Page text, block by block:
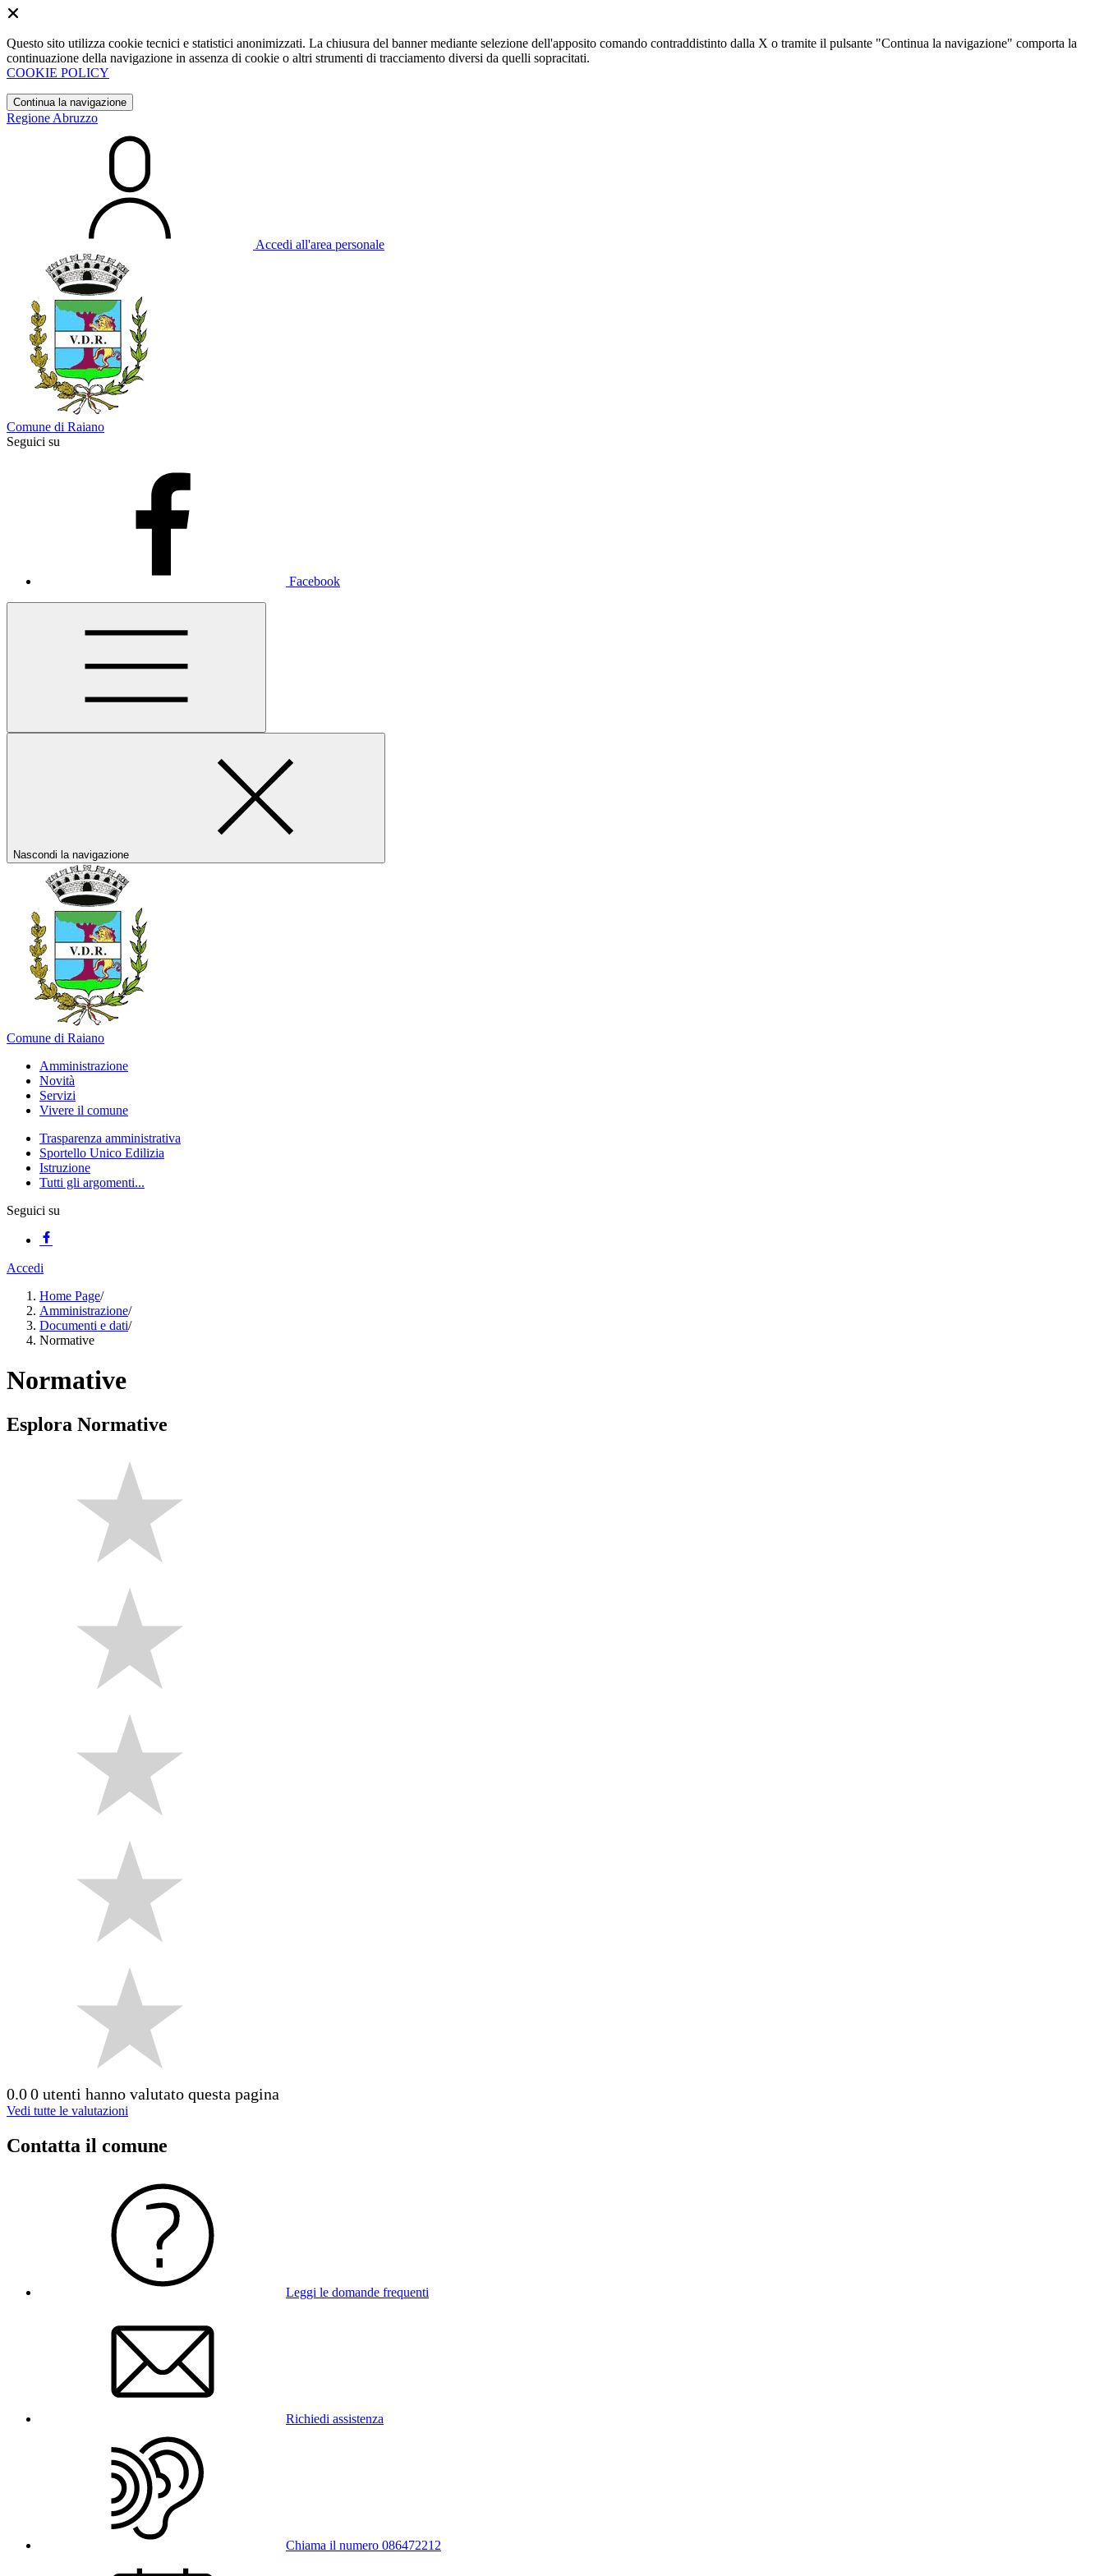
Questo sito utilizza cookie tecnici e statistici anonimizzati. La chiusura del banner mediante selezione dell'apposito comando contraddistinto dalla X o tramite il pulsante "Continua la navigazione" comporta la
continuazione della navigazione in assenza di cookie o altri strumenti di tracciamento diversi da quelli sopracitati.
COOKIE POLICY
Continua la navigazione
Regione Abruzzo
Accedi all'area personale
Comune di Raiano
Seguici su
Facebook
Nascondi la navigazione
Comune di Raiano
Amministrazione
Novità
Servizi
Vivere il comune
Trasparenza amministrativa
Sportello Unico Edilizia
Istruzione
Tutti gli argomenti...
Seguici su
Accedi
Home Page/
Amministrazione/
Documenti e dati/
Normative
Normative
Esplora Normative
0.00 utenti hanno valutato questa pagina
Vedi tutte le valutazioni
Contatta il comune
Leggi le domande frequenti
Richiedi assistenza
Chiama il numero 086472212